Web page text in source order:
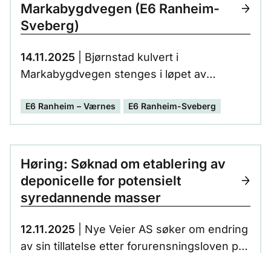
Markabygdvegen (E6 Ranheim-
Sveberg)
14.11.2025 | Bjørnstad kulvert i
Markabygdvegen stenges i løpet av
for all trafikk pga. anleggsarbeider.
E6 Ranheim – Værnes E6 Ranheim-Sveberg
Høring: Søknad om etablering av
deponicelle for potensielt
syredannende masser
12.11.2025 | Nye Veier AS søker om endring
av sin tillatelse etter forurensningsloven på